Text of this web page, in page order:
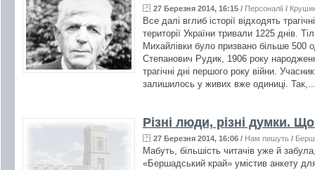
27 Березня 2014, 16:15 / Персоналії /
Все далі вглиб історії відходять
території України тривали 1225 днів.
Михайлівки було призвано більше 500
Степанович Рудик, 1906 року
трагічні дні першого року війни.
залишилось у живих вже одиниці.
Різні люди, різні думки.
27 Березня 2014, 16:06 / Нам пишуть /
Мабуть, більшість читачів уже й
«Бершадський край» умістив анкету